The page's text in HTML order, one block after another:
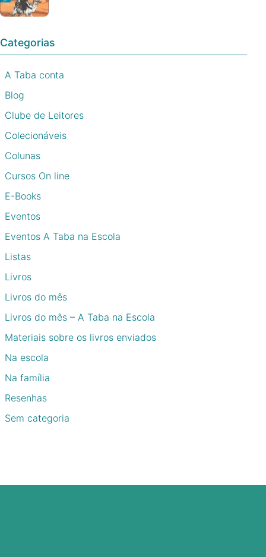
Categorias
A Taba conta
Blog
Clube de Leitores
Colecionáveis
Colunas
Cursos On line
E-Books
Eventos
Eventos A Taba na Escola
Listas
Livros
Livros do mês
Livros do mês – A Taba na Escola
Materiais sobre os livros enviados
Na escola
Na família
Resenhas
Sem categoria